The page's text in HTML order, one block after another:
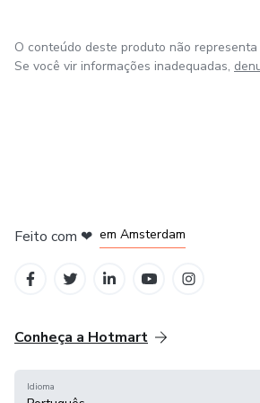
O conteúdo deste produto não
Se você vir informações inadequadas,
Feito com ❤ em Amsterdam
Conheça a Hotmart
Idioma